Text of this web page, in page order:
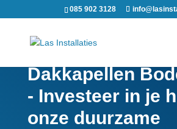
085 902 3128
Dakkapellen
- Investeer in je
onze duurzame